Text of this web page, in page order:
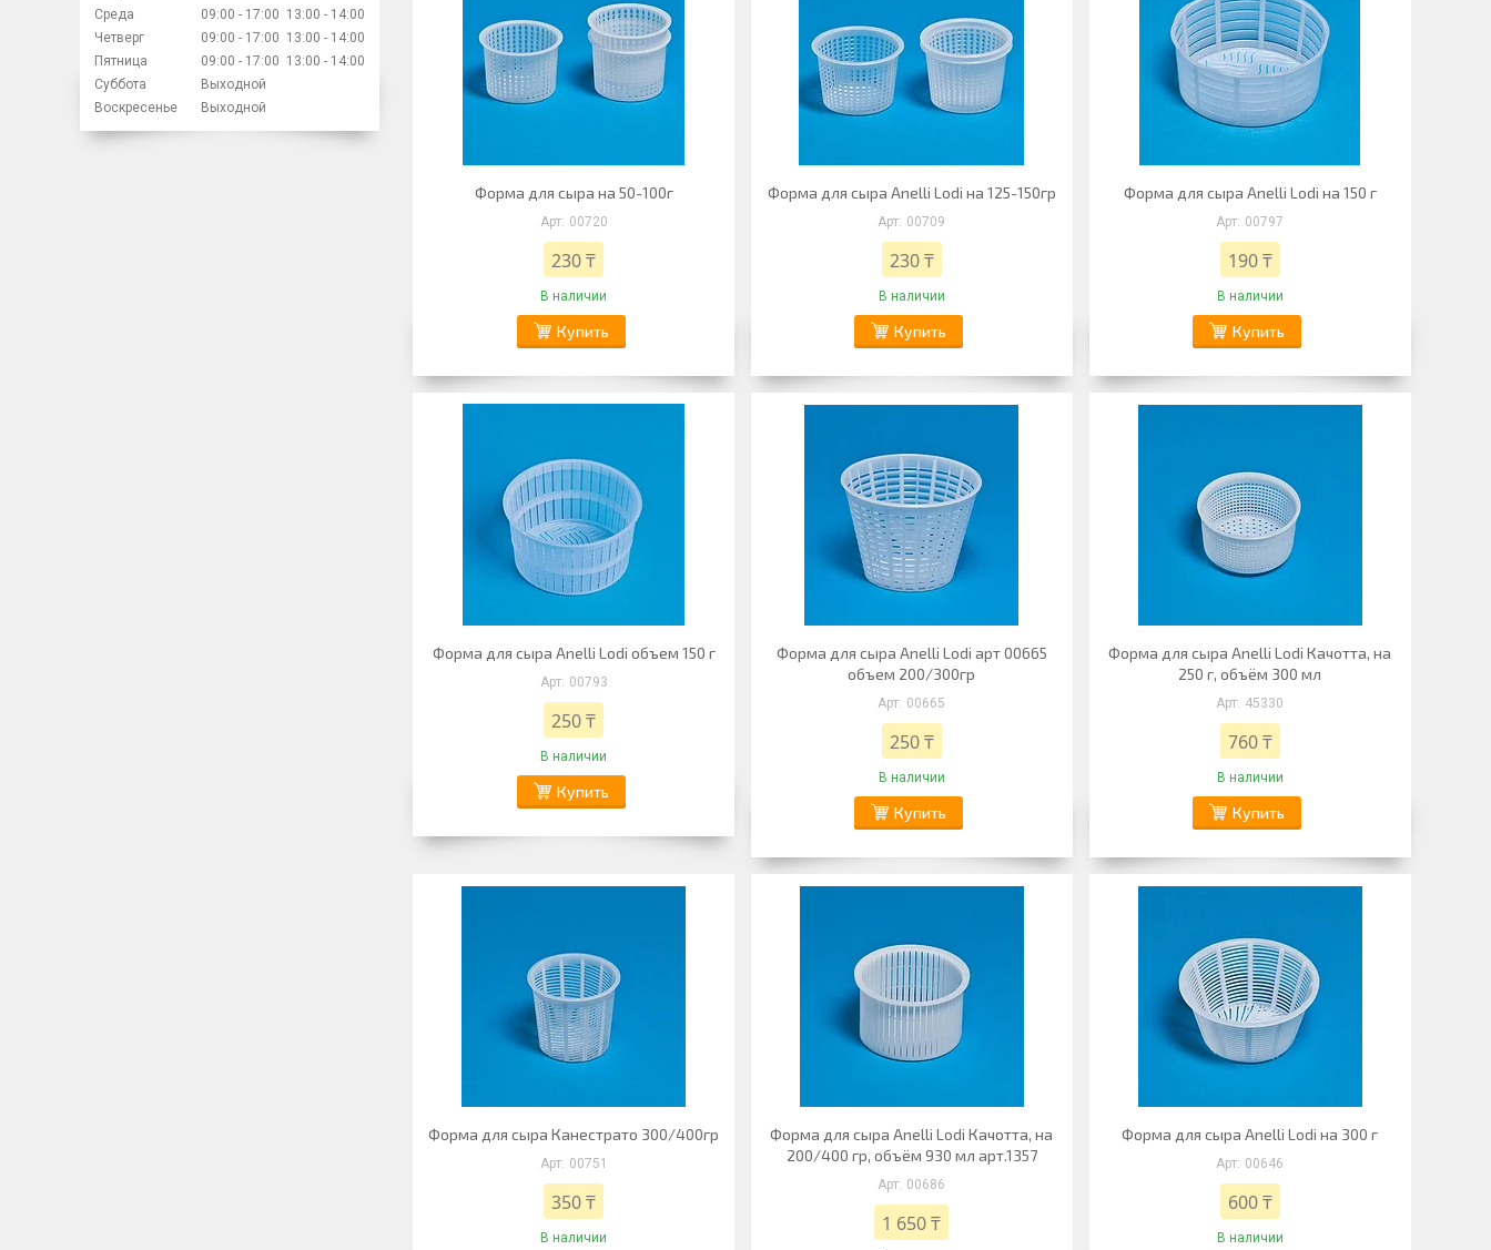
Форма для сыра на 50-100г
00720
230 ₸
В наличии
Купить
Форма для сыра Anelli Lodi на 125-150гр
00709
230 ₸
В наличии
Купить
Форма для сыра Anelli Lodi на 150 г
00797
190 ₸
В наличии
Купить
Форма для сыра Anelli Lodi объем 150 г
00793
250 ₸
В наличии
Купить
Форма для сыра Anelli Lodi арт 00665
объем 200/300гр
00665
250 ₸
В наличии
Купить
Форма для сыра Anelli Lodi Качотта, на
250 г, объём 300 мл
45330
760 ₸
В наличии
Купить
Форма для сыра Канестрато 300/400гр
00751
350 ₸
В наличии
Форма для сыра Anelli Lodi Качотта, на
200/400 гр, объём 930 мл арт.1357
00686
1 650 ₸
Форма для сыра Anelli Lodi на 300 г
00646
600 ₸
В наличии
Среда
09:00 17:00 13:00
14:00
Четверг
09:00 17:00 13:00
14:00
Пятница
09:00 17:00 13:00
14:00
Суббота
Выходной
Воскресенье
Выходной